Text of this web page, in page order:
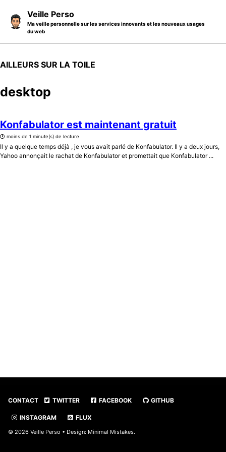
Veille Perso
Ma veille personnelle sur les services innovants et les nouveaux usages
du web
AILLEURS SUR LA TOILE
desktop
Konfabulator est maintenant gratuit
moins de 1 minute(s) de lecture
Il y a quelque temps déjà , je vous avait parlé de Konfabulator. Il y a deux jours,
Yahoo annonçait le rachat de Konfabulator et promettait que Konfabulator ...
CONTACT TWITTER FACEBOOK GITHUB
INSTAGRAM FLUX
© 2026 Veille Perso • Design: Minimal Mistakes.